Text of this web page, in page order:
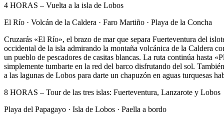
4 HORAS – Vuelta a la isla de Lobos
El Río · Volcán de la Caldera · Faro Martiño · Playa de la Concha
Cruzarás «El Río», el brazo de mar que separa Fuerteventura del
occidental de la isla admirando la montaña volcánica de la Caldera
un pueblo de pescadores de casitas blancas. La ruta continúa hasta
simplemente tumbarte en la red del barco disfrutando del sol.
a las lagunas de Lobos para darte un chapuzón en aguas turquesas
8 HORAS – Tour de las tres islas: Fuerteventura, Lanzarote y Lobos
Playa del Papagayo · Isla de Lobos · Paella a bordo